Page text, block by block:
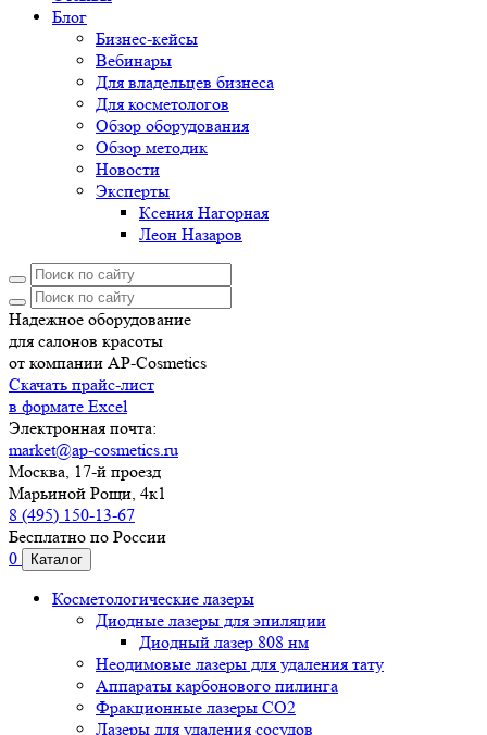
Блог
Бизнес-кейсы
Вебинары
Для владельцев бизнеса
Для косметологов
Обзор оборудования
Обзор методик
Новости
Эксперты
Ксения Нагорная
Леон Назаров
Надежное оборудование
для салонов красоты
от компании AP-Cosmetics
Скачать прайс-лист
в формате Excel
Электронная почта:
market@ap-cosmetics.ru
Москва, 17-й проезд
Марьиной Рощи, 4к1
8 (495) 150-13-67
Бесплатно по России
0
Каталог
Косметологические лазеры
Диодные лазеры для эпиляции
Диодный лазер 808 нм
Неодимовые лазеры для удаления тату
Аппараты карбонового пилинга
Фракционные лазеры CO2
Лазеры для удаления сосудов